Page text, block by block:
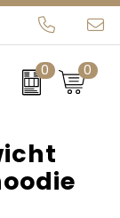
0 0